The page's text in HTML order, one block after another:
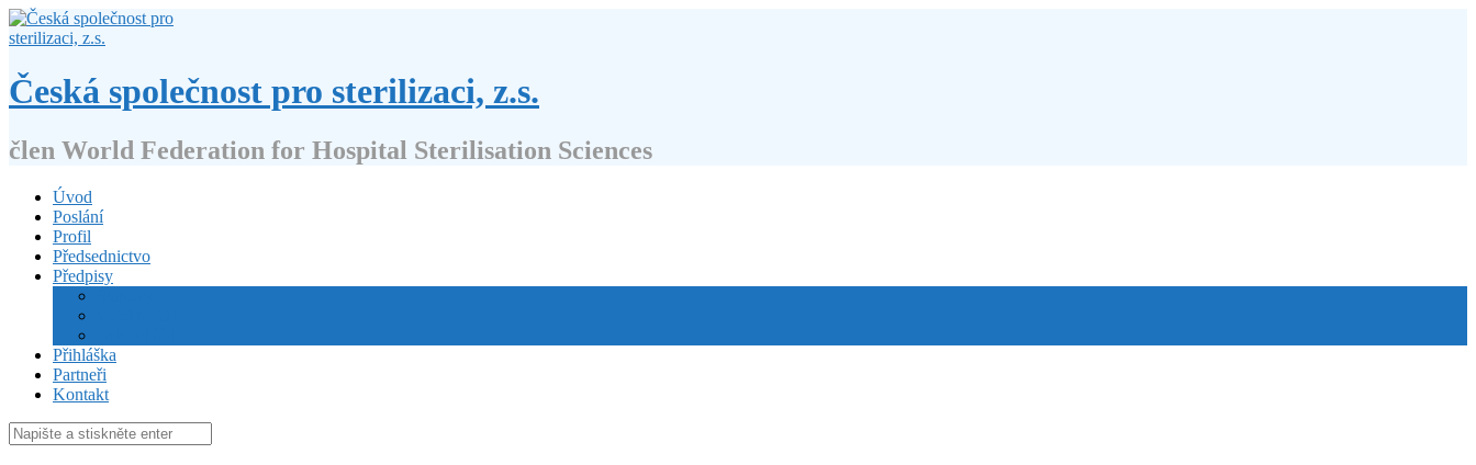
Přejít
k
webu
Česká společnost pro sterilizaci, z.s.
člen World Federation for Hospital Sterilisation Sciences
Úvod
Poslání
Profil
Předsednictvo
Předpisy
Přihláška
Partneři
Kontakt
Hledat: